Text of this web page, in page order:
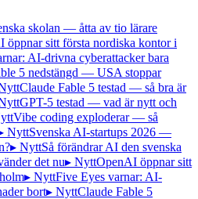
skolan — åtta av tio lärare
öppnar sitt första nordiska kontor i
AI-drivna cyberattacker bara
5 nedstängd — USA stoppar
Claude Fable 5 testad — så bra är
GPT-5 testad — vad är nytt och
Vibe coding exploderar — så
NyttSvenska AI-startups 2026 —
▸ NyttSå förändrar AI den svenska
det nu▸ NyttOpenAI öppnar sitt
▸ NyttFive Eyes varnar: AI-
bort▸ NyttClaude Fable 5